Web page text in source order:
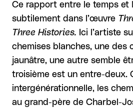
Ce rapport entre le temps et
subtilement dans l’œuvre
Three Histories. Ici l’artiste
chemises blanches, une des
jaunâtre, une autre semble
troisième est un entre-deux.
intergénérationnelle, les
au grand-père de Charbel-